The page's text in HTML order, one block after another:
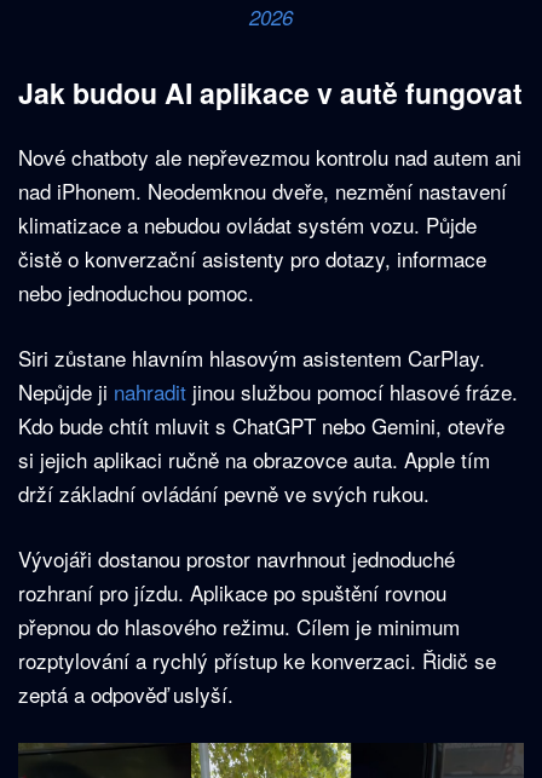
2026
Jak budou AI aplikace v autě fungovat
Nové chatboty ale nepřevezmou kontrolu nad autem ani
nad iPhonem. Neodemknou dveře, nezmění nastavení
klimatizace a nebudou ovládat systém vozu. Půjde
čistě o konverzační asistenty pro dotazy, informace
nebo jednoduchou pomoc.
Siri zůstane hlavním hlasovým asistentem CarPlay.
Nepůjde ji nahradit jinou službou pomocí hlasové fráze.
Kdo bude chtít mluvit s ChatGPT nebo Gemini, otevře
si jejich aplikaci ručně na obrazovce auta. Apple tím
drží základní ovládání pevně ve svých rukou.
Vývojáři dostanou prostor navrhnout jednoduché
rozhraní pro jízdu. Aplikace po spuštění rovnou
přepnou do hlasového režimu. Cílem je minimum
rozptylování a rychlý přístup ke konverzaci. Řidič se
zeptá a odpověď uslyší.